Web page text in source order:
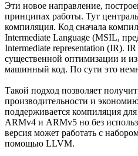
Эти новое направление,
принципах работы. Тут
компиляция. Код сначала
Intermediate Language (MSIL,
Intermediate representation (IR). IR
существенной оптимизации и
машинный код. По сути это
Такой подход позволяет
производительности и
поддерживается компиляция
ARMv4 и ARMv5 но без
версия может работать с
помощью LLVM.